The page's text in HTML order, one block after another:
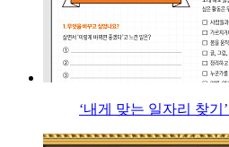
‘내게 맞는 일자리 찾기